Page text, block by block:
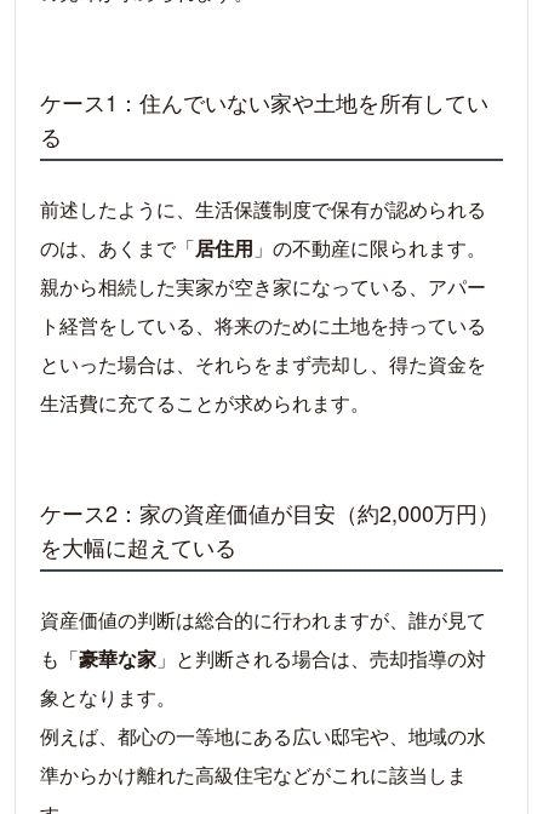
ケース1：住んでいない家や土地を所有してい
る
前述したように、生活保護制度で保有が認められる
のは、あくまで「居住用 」の不動産に限られます。
親から相続した実家が空き家になっている、アパー
ト経営をしている、将来のために土地を持っている
といった場合は、それらをまず売却し、得た資金を
生活費に充てることが求められます。
ケース2：家の資産価値が目安（約2,000万円）
を大幅に超えている
資産価値の判断は総合的に行われますが、誰が見て
も「豪華な家 」と判断される場合は、売却指導の対
象となります。
例えば、都心の一等地にある広い邸宅や、地域の水
準からかけ離れた高級住宅などがこれに該当しま